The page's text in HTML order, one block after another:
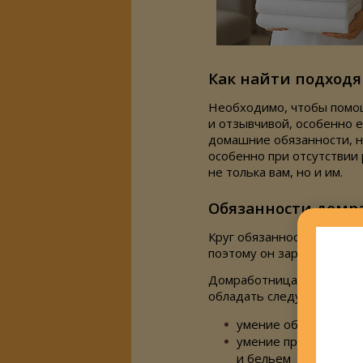
Как найти
Необходимо, чтобы
и отзывчивой, особенно
домашние обязанности,
особенно при
не толька вам, но и им.
Обязанности
Круг обязанностей
поэтому он заранее
Домработница, имеющая
обладать следующими
умение обращаться
умение правильно
и бельем